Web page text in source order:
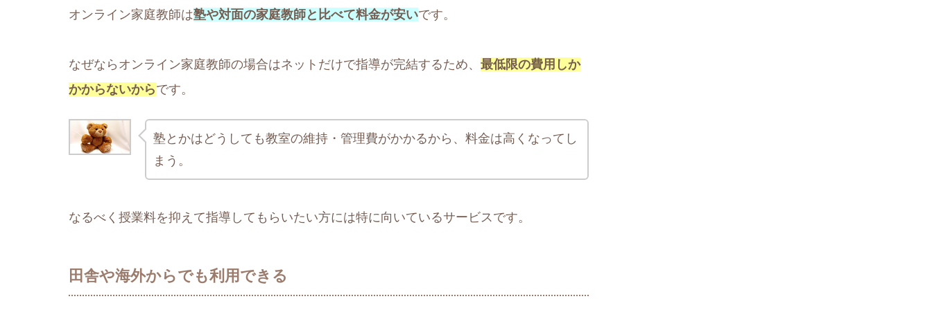
オンライン家庭教師は塾や対面の家庭教師と比べて料金が安いです。
なぜならオンライン家庭教師の場合はネットだけで指導が完結するため、 最低限の費用しか
かからないからです。
塾とかはどうしても教室の維持・管理費がかかるから、料金は高くなってし
まう。
なるべく授業料を抑えて指導してもらいたい方には特に向いているサービスです。
田舎や海外からでも利用できる